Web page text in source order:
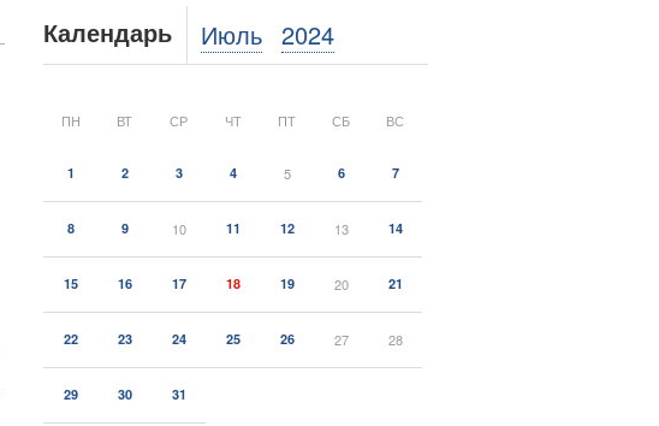
Календарь Июль 2024
ПН ВТ СР ЧТ ПТ СБ ВС
1 2 3 4 5 6 7
8 9 10 11 12 13 14
15 16 17 18 19 20 21
22 23 24 25 26 27 28
29 30 31